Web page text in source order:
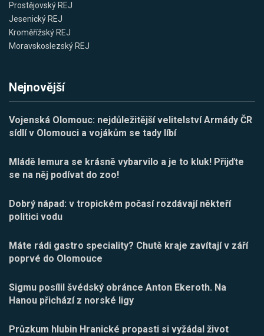
Prostějovský REJ
Jesenický REJ
Kroměřížský REJ
Moravskoslezský REJ
Nejnovější
Vojenská Olomouc: nejdůležitější velitelství Armády ČR
sídlí v Olomouci a vojákům se tady líbí
Mládě lemura se krásně vybarvilo a je to kluk! Přijďte
se na něj podívat do zoo!
Dobrý nápad: v tropickém počasí rozdávají někteří
politici vodu
Máte rádi gastro speciality? Chutě kraje zavítají v září
poprvé do Olomouce
Sigmu posílil švédský obránce Anton Ekeroth. Na
Hanou přichází z norské ligy
Průzkum hlubin Hranické propasti si vyžádal život